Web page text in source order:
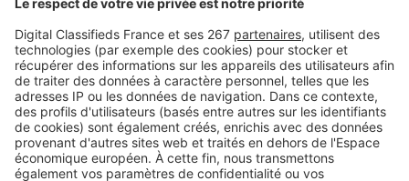
Notre classement des 8 stations
balnéaires de Corse-du-Sud, de la
moins chère à la plus chère
Image
France
Fécamp : où en sont les prix de
l’immobilier en 2026 ?